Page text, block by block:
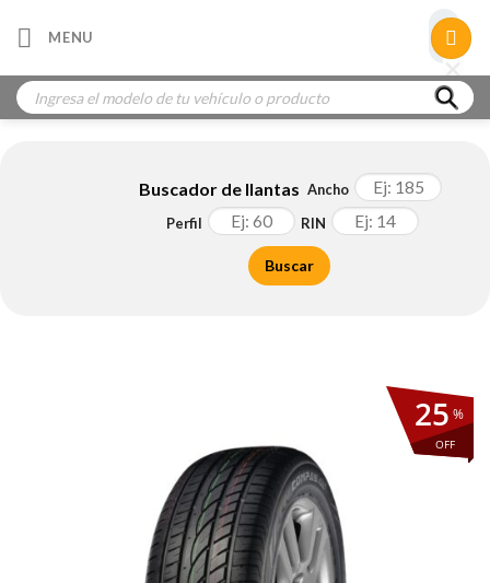
MENU
Búsqueda
de
productos
Buscador de llantas Ancho
Perfil
RIN
Buscar
%
OFF
25
×
×
×